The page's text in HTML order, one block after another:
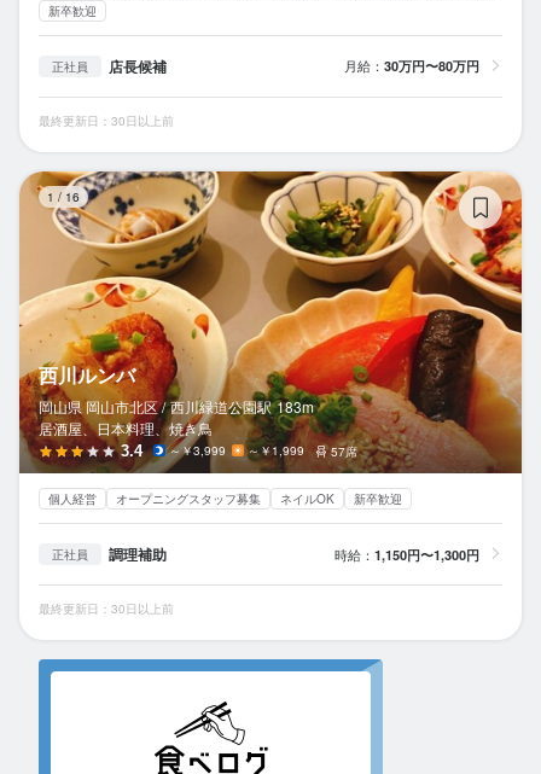
新卒歓迎
正社員 店長候補 月給： 30万円〜80万円
最終更新日：30日以上前
1 / 16
西川ルンバ
岡山県 岡山市北区 / 西川緑道公園駅 183m
居酒屋、日本料理、焼き鳥
3.4 ～￥3,999 ～￥1,999 57席
個人経営 オープニングスタッフ募集 ネイルOK 新卒歓迎
正社員 調理補助 時給： 1,150円〜1,300円
最終更新日：30日以上前